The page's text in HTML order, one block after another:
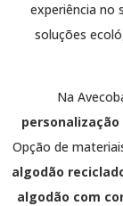
experiência no
soluções
Na
personalização
Opção de
algodão
algodão com